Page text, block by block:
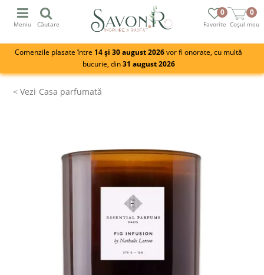
Favorite
0
Coșul meu
0
Meniu Căutare
Comenzile plasate între 14 și 30 august 2026vor fi onorate, cu multă
bucurie, din31 august 2026
Casa parfumată